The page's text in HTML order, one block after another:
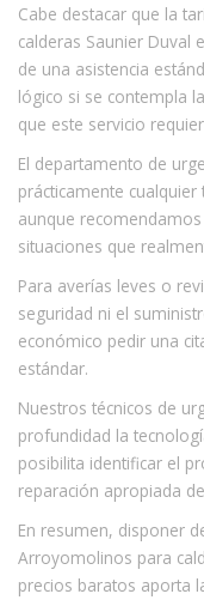
Cabe destacar que la
calderas Saunier
de una asistencia
lógico si se contempla
que este servicio
El departamento de
prácticamente
aunque
situaciones que
Para averías leves o
seguridad ni el
económico pedir una
estándar.
Nuestros técnicos de
profundidad la
posibilita identificar el
reparación apropiada
En resumen, disponer
Arroyomolinos para
precios baratos aporta